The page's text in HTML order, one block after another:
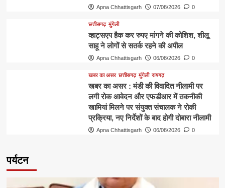
Apna Chhattisgarh 07/08/2026 0
छत्तीसगढ़ मुंगेली
व्हाट्सएप हैक कर रुपए मांगने की कोशिश, शीलू
साहू ने लोगों से सतर्क रहने की अपील
Apna Chhattisgarh 06/08/2026 0
खबर का असर छत्तीसगढ़ मुंगेली रायगढ़
खबर का असर : मंडी की विवादित नीलामी पर
लगी रोक आवेदन और एफडीआर में तकनीकी
खामियां मिलने पर संयुक्त संचालक ने रोकी
प्रक्रिया, नए निर्देशों के बाद होगी दोबारा नीलामी
Apna Chhattisgarh 06/08/2026 0
पर्यटन